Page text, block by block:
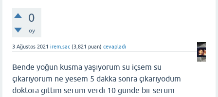
0
oy
3 Ağustos 2021 irem.sac (3,821 puan) cevapladı
Bende yoğun kusma yaşıyorum su içsem su
çıkarıyorum ne yesem 5 dakka sonra çıkarıyodum
doktora gittim serum verdi 10 günde bir serum